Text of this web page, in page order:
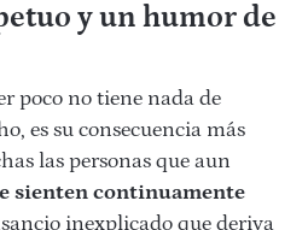
y un humor de
poco no tiene nada de
es su consecuencia más
las personas que aun
sienten continuamente
inexplicado que deriva